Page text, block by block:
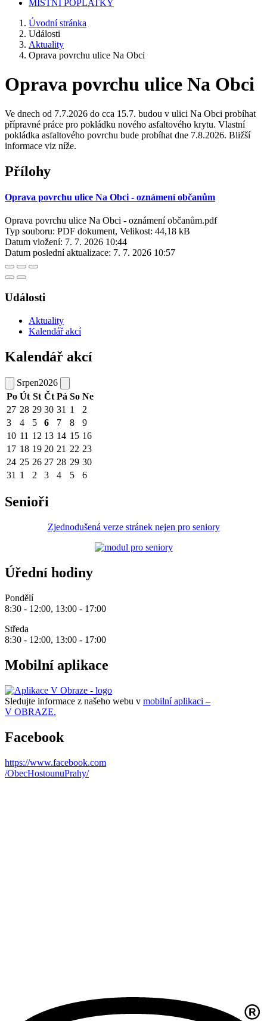
MÍSTNÍ POPLATKY
Úvodní stránka
Události
Aktuality
Oprava povrchu ulice Na Obci
Oprava povrchu ulice Na Obci
Ve dnech od 7.7.2026 do cca 15.7. budou v ulici Na Obci probíhat
přípravné práce pro pokládku nového asfaltového krytu. Vlastní
pokládka asfaltového povrchu bude probíhat dne 7.8.2026. Bližší
informace viz níže.
Přílohy
Oprava povrchu ulice Na Obci - oznámení občanům
Oprava povrchu ulice Na Obci - oznámení občanům.pdf
Typ souboru: PDF dokument, Velikost: 44,18 kB
Datum vložení: 7. 7. 2026 10:44
Datum poslední aktualizace: 7. 7. 2026 10:57
Události
Aktuality
Kalendář akcí
Kalendář akcí
Srpen2026
Po Út St Čt Pá So Ne
27 28 29 30 31 1
2
3
4 5 6 7 8
9
10 11 12 13 14 15 16
17 18 19 20 21 22 23
24 25 26 27 28 29 30
31 1 2 3 4 5 6
Senioři
Zjednodušená verze stránek nejen pro seniory
Úřední hodiny
Pondělí
8:30 - 12:00, 13:00 - 17:00
Středa
8:30 - 12:00, 13:00 - 17:00
Mobilní aplikace
Sledujte informace z našeho webu v mobilní aplikaci –
V OBRAZE.
Facebook
https://www.facebook.com
/ObecHostounuPrahy/